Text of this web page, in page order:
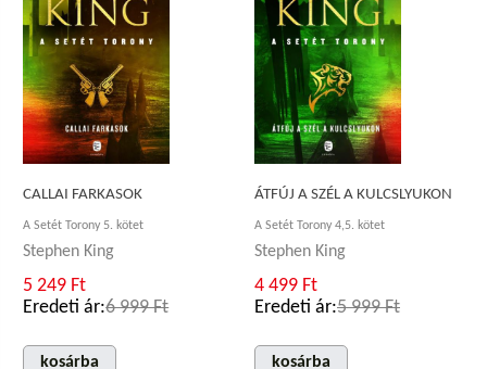
CALLAI FARKASOK
A Setét Torony 5. kötet
Stephen King
5 249 Ft
Eredeti ár:6 999 Ft
kosárba
ÁTFÚJ A SZÉL A KULCSLYUKON
A Setét Torony 4,5. kötet
Stephen King
4 499 Ft
Eredeti ár:5 999 Ft
kosárba